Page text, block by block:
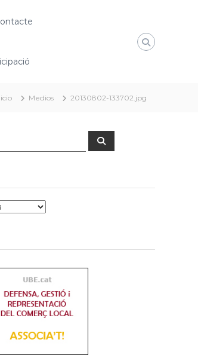
Medios 20130802-133702.jpg